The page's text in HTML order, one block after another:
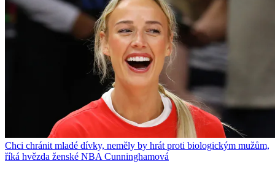
Chci chránit mladé dívky, neměly by hrát proti biologickým mužům,
říká hvězda ženské NBA Cunninghamová